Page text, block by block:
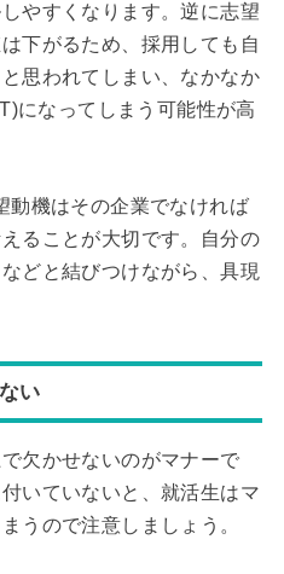
やすくなります。逆に志望
下がるため、採用しても自
思われてしまい、なかなか
になってしまう可能性が高
動機はその企業でなければ
ることが大切です。自分の
どと結びつけながら、具現
い
欠かせないのがマナーで
いていないと、就活生はマ
うので注意しましょう。